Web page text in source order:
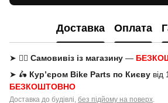
Доставка Оплата
➤ 🚶‍♂️ Самовивіз із магазину —
➤ 🛵 Кур’єром Bike Parts по Києву
БЕЗКОШТОВНО
Доставка до будівлі, без підйому на поверх